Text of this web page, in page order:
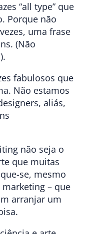
“all type” que
Porque não
uma frase
(Não
fabulosos que
Não estamos
aliás,
não seja o
que muitas
se, mesmo
– que
arranjar um